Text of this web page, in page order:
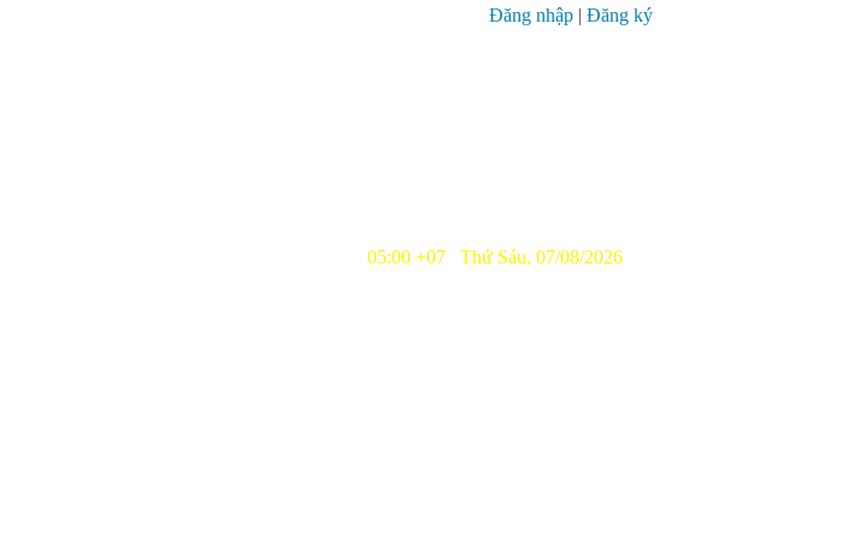
Đăng nhập | Đăng ký
05:00 +07 Thứ Sáu, 07/08/2026